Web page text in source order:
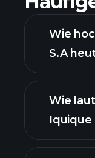
Wie
S.A
Wie
Iquique